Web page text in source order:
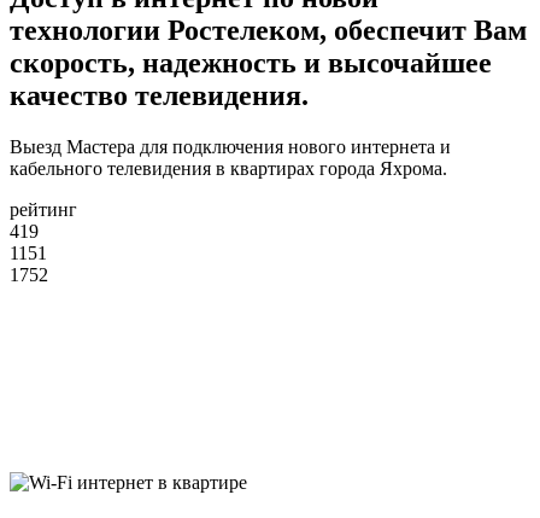
технологии Ростелеком, обеспечит Вам
скорость, надежность и высочайшее
качество телевидения.
Выезд Мастера для подключения нового интернета и
кабельного телевидения в квартирах города Яхрома.
рейтинг
419
1151
1752